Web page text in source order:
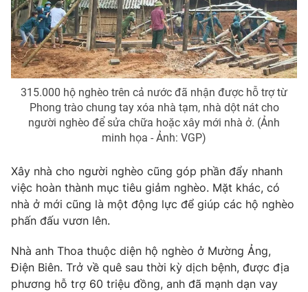
® Cấm sao chép dưới mọi hình thức nếu không có sự chấp
thuận bằng văn bản. Ghi rõ nguồn VTV.vn khi phát hành lại
thông tin từ website này.
315.000 hộ nghèo trên cả nước đã nhận được hỗ trợ từ
Phong trào chung tay xóa nhà tạm, nhà dột nát cho
người nghèo để sửa chữa hoặc xây mới nhà ở. (Ảnh
minh họa - Ảnh: VGP)
Xây nhà cho người nghèo cũng góp phần đẩy nhanh
việc hoàn thành mục tiêu giảm nghèo. Mặt khác, có
nhà ở mới cũng là một động lực để giúp các hộ nghèo
phấn đấu vươn lên.
Nhà anh Thoa thuộc diện hộ nghèo ở Mường Ảng,
Điện Biên. Trở về quê sau thời kỳ dịch bệnh, được địa
phương hỗ trợ 60 triệu đồng, anh đã mạnh dạn vay